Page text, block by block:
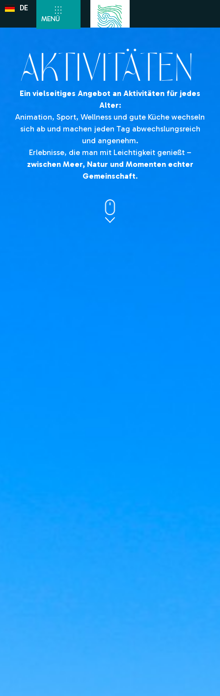
DE
EN
MENÜ
AKTIVITÄTEN
Ein vielseitiges Angebot an Aktivitäten für jedes
Alter:
Animation, Sport, Wellness und gute Küche wechseln
sich ab und machen jeden Tag abwechslungsreich
und angenehm.
Erlebnisse, die man mit Leichtigkeit genießt –
zwischen Meer, Natur und Momenten echter
Gemeinschaft.